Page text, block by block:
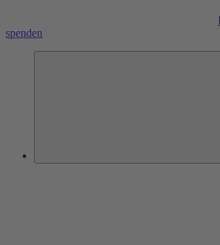
spenden